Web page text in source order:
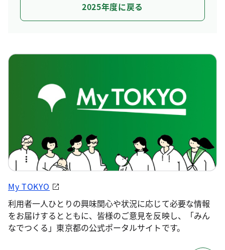
2025年度に戻る
My TOKYO
利用者一人ひとりの興味関心や状況に応じて必要な情報
をお届けするとともに、皆様のご意見を反映し、「みん
なでつくる」東京都の公式ポータルサイトです。